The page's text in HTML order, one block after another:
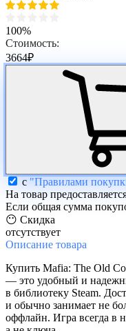
100%
Стоимость:
3664₽
с "Правилами
На товар
Если общая сумма
😶 Скидка
отсутствует
Описание товара
Купить Mafia: The Old
— это удобный и
в библиотеку Steam.
и обычно занимает не
оффлайн. Игра всегда в